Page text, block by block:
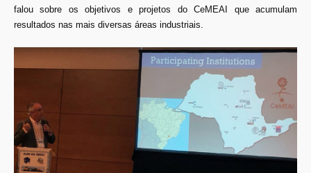
falou sobre os objetivos e projetos do CeMEAI que acumulam
resultados nas mais diversas áreas industriais.